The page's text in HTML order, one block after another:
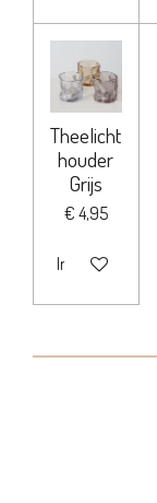
Theelicht
houder
Grijs
€ 4,95
In winkelwagen